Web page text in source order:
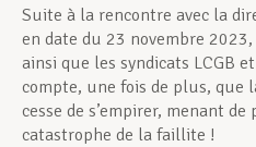
Suite à la rencontre avec la
en date du 23 novembre
ainsi que les syndicats LCGB
compte, une fois de plus, que
cesse de s’empirer, menant
catastrophe de la faillite !